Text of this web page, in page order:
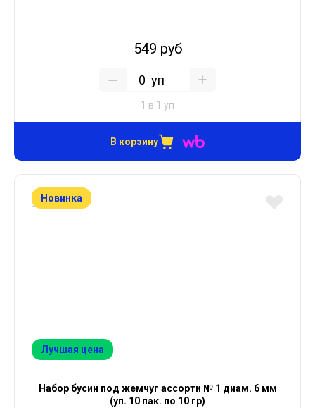
549 руб
уп
1 в 1 уп
В корзину
Новинка
Лучшая цена
Набор бусин под жемчуг ассорти № 1 диам. 6 мм
(уп. 10 пак. по 10 гр)